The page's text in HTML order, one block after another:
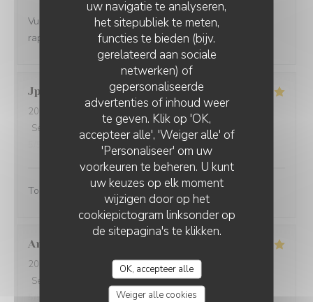
uw navigatie te analyseren,
het sitepubliek te meten,
functies te bieden (bijv.
gerelateerd aan sociale
netwerken) of
gepersonaliseerde
advertenties of inhoud weer
te geven. Klik op 'OK,
accepteer alle', 'Weiger alle' of
'Personaliseer' om uw
voorkeuren te beheren. U kunt
uw keuzes op elk moment
wijzigen door op het
cookiepictogram linksonder op
de sitepagina's te klikken.
OK, accepteer alle
Weiger alle cookies
Vue magnifique, assiette originale et délicieuse, bon
rapport qualité prix
Jp
2026-08-05
- 19:00 - Gasten 2
Service
Atmosfeer 5/5 Keuken Kwaliteit / Prijs
Tout fut parfait
Annick
2026-08-08
- 12:30 - Gasten 4
Service
Atmosfeer:5/5 Keuken:5/5